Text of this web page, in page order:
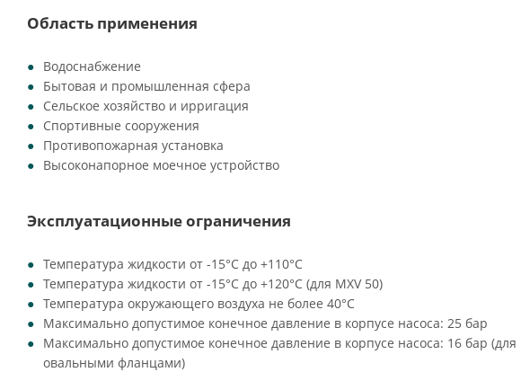
Область применения
Водоснабжение
Бытовая и промышленная сфера
Сельское хозяйство и ирригация
Спортивные сооружения
Противопожарная установка
Высоконапорное моечное устройство
Эксплуатационные ограничения
Температура жидкости от -15°C до +110°C
Температура жидкости от -15°C до +120°C (для MXV 50)
Температура окружающего воздуха не более 40°C
Максимально допустимое конечное давление в корпусе насоса: 25 бар
Максимально допустимое конечное давление в корпусе насоса: 16 бар (для
овальными фланцами)